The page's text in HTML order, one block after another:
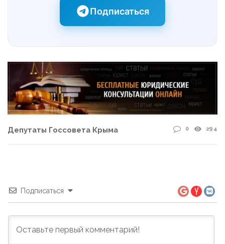
Подписаться
Депутаты Госсовета Крыма 0 294
Подписаться